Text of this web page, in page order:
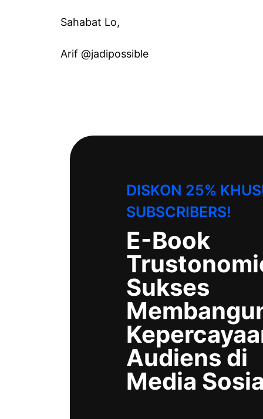
Sahabat Lo,
Arif @jadipossible
DISKON 25%
SUBSCRIBERS!
E-Book
Sukses
Audiens di
Media